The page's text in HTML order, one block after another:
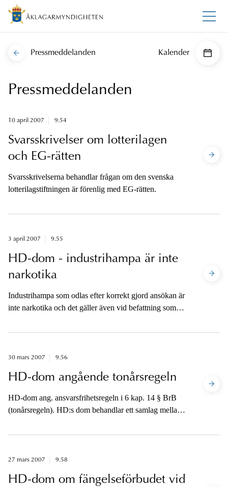
Pressmeddelanden Kalender
Pressmeddelanden
10 april 2007 9.54
Svarsskrivelser om lotterilagen
och EG-rätten
Svarsskrivelserna behandlar frågan om den svenska
lotterilagstiftningen är förenlig med EG-rätten.
3 april 2007 9.55
HD-dom - industrihampa är inte
narkotika
Industrihampa som odlas efter korrekt gjord ansökan är
inte narkotika och det gäller även vid befattning som
30 mars 2007 9.56
HD-dom angående tonårsregeln
HD-dom ang. ansvarsfrihetsregeln i 6 kap. 14 § BrB
(tonårsregeln). HD:s dom behandlar ett samlag mellan
½ år.
27 mars 2007 9.58
HD-dom om fängelseförbudet vid